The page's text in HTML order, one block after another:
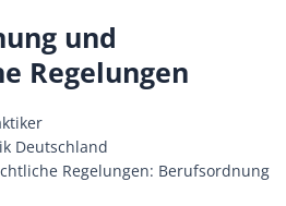
und
Regelungen
Deutschland
Regelungen: Berufsordnung